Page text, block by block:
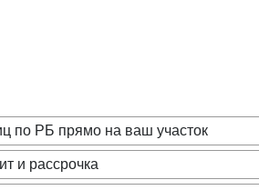
по РБ прямо на ваш участок
и рассрочка